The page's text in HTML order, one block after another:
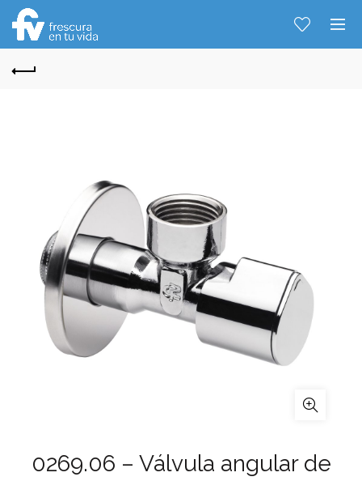
0269.06 – Válvula angular de
Hablemos...
Solo tenes que decirme: Hola